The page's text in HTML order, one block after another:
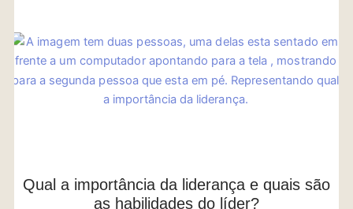
Qual a importância da liderança e quais são
as habilidades do líder?